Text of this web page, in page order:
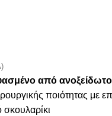
από
ποιότητας με